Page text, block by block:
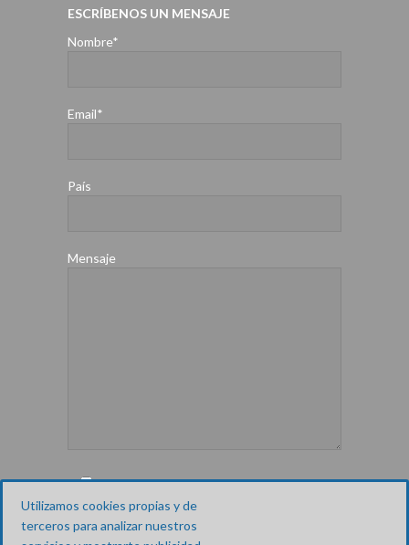
ESCRÍBENOS UN MENSAJE
Nombre*
Email*
País
Mensaje
He leido y acepto los textos legales y la
política de privacidad
Utilizamos cookies propias y de
terceros para analizar nuestros